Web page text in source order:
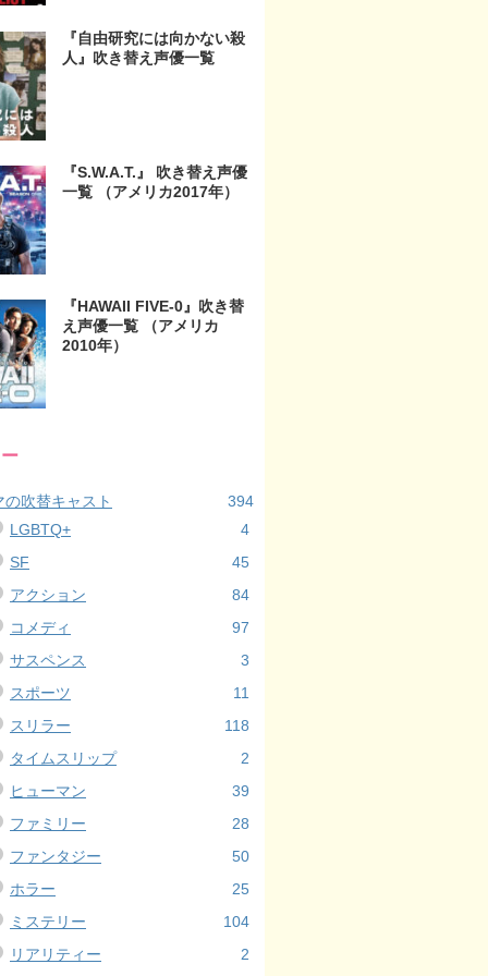
『自由研究には向かない殺
人』吹き替え声優一覧
『S.W.A.T.』 吹き替え声優
一覧 （アメリカ2017年）
『HAWAII FIVE-0』吹き替
え声優一覧 （アメリカ
2010年）
の吹替キャスト
394
LGBTQ+
4
SF
45
アクション
84
コメディ
97
サスペンス
3
スポーツ
11
スリラー
118
タイムスリップ
2
ヒューマン
39
ファミリー
28
ファンタジー
50
ホラー
25
ミステリー
104
リアリティー
2